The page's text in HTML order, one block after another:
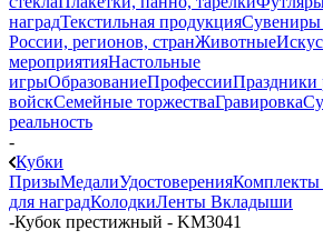
наградТекстильная продукцияСувениры
России, регионов, странЖивотные
мероприятияНастольные
игрыОбразованиеПрофессииПраздники
войскСемейные торжестваГравировка
реальность
-
Кубки
ПризыМедалиУдостоверенияКомплекты
для наградКолодкиЛенты Вкладыши
-Кубок престижный - KM3041